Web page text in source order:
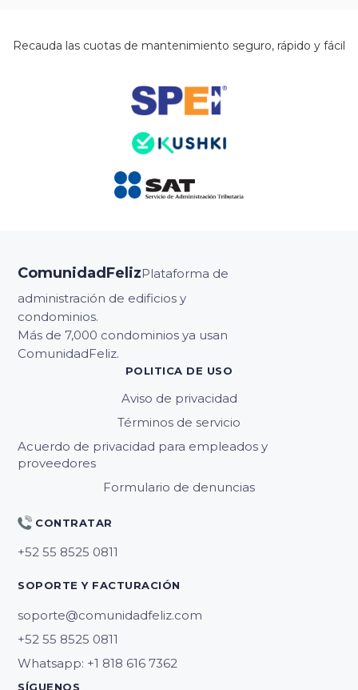
Recauda las cuotas de mantenimiento seguro, rápido y fácil
ComunidadFelizPlataforma de
administración de edificios y
condominios.
Más de 7,000 condominios ya usan
ComunidadFeliz.
POLITICA DE USO
Aviso de privacidad
Términos de servicio
Acuerdo de privacidad para empleados y
proveedores
Formulario de denuncias
CONTRATAR
SOPORTE Y FACTURACIÓN
soporte@comunidadfeliz.com
Whatsapp: +1 818 616 7362
SÍGUENOS